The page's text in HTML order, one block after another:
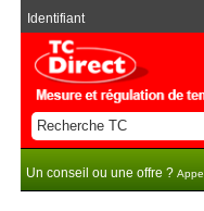
Identifiant
Un conseil ou une offre ?